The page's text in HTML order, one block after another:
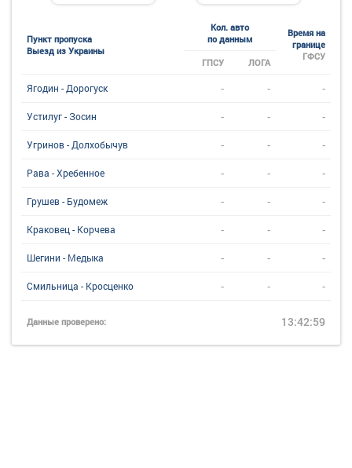
Пункт пропуска
Выезд из Украины
Кол. авто
по данным
Время на
границе
ГФСУ
ГПСУ ЛОГА
Ягодин - Дорогуск - - -
Устилуг - Зосин - - -
Угринов - Долхобычув - - -
Рава - Хребенное - - -
Грушев - Будомеж - - -
Краковец - Корчева - - -
Шегини - Медыка - - -
Смильница - Кросценко - - -
Данные проверено: 13:42:59